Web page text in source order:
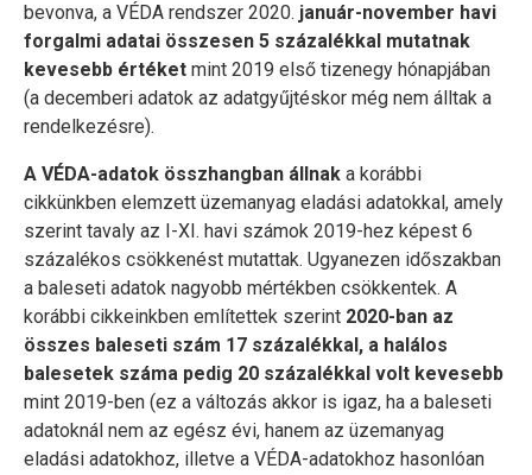
bevonva, a VÉDA rendszer 2020. január-november havi
forgalmi adatai összesen 5 százalékkal mutatnak
kevesebb értéket mint 2019 első tizenegy hónapjában
(a decemberi adatok az adatgyűjtéskor még nem álltak a
rendelkezésre).
A VÉDA-adatok összhangban állnak a korábbi
cikkünkben elemzett üzemanyag eladási adatokkal, amely
szerint tavaly az I-XI. havi számok 2019-hez képest 6
százalékos csökkenést mutattak. Ugyanezen időszakban
a baleseti adatok nagyobb mértékben csökkentek. A
korábbi cikkeinkben említettek szerint 2020-ban az
összes baleseti szám 17 százalékkal, a halálos
balesetek száma pedig 20 százalékkal volt kevesebb
mint 2019-ben (ez a változás akkor is igaz, ha a baleseti
adatoknál nem az egész évi, hanem az üzemanyag
eladási adatokhoz, illetve a VÉDA-adatokhoz hasonlóan